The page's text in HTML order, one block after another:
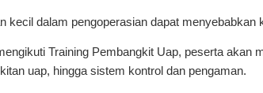
kecil dalam pengoperasian dapat
Training Pembangkit Uap, peserta akan
uap, hingga sistem kontrol dan pengaman.